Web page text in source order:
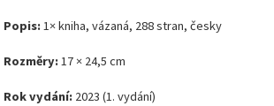
Popis:1× kniha, vázaná, 288 stran, česky
Rozměry:17 × 24,5 cm
Rok vydání: 2023 (1. vydání)